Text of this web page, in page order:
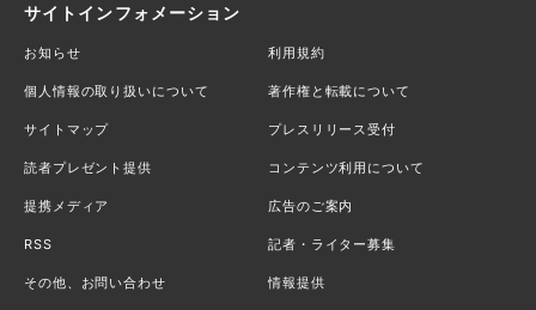
サイトインフォメーション
お知らせ 利用規約
個人情報の取り扱いについて 著作権と転載について
サイトマップ プレスリリース受付
読者プレゼント提供 コンテンツ利用について
提携メディア 広告のご案内
RSS 記者・ライター募集
その他、お問い合わせ 情報提供